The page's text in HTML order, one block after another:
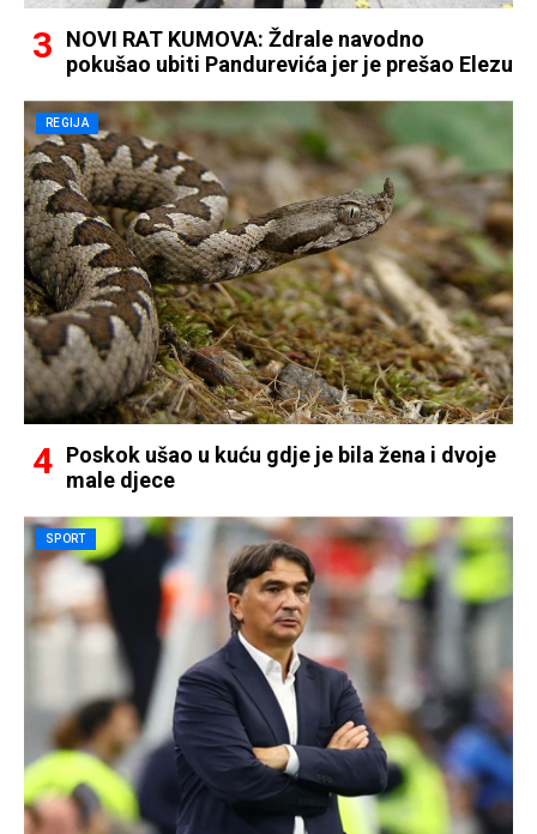
NOVI RAT KUMOVA: Ždrale navodno
pokušao ubiti Pandurevića jer je prešao Elezu
REGIJA
Poskok ušao u kuću gdje je bila žena i dvoje
male djece
SPORT